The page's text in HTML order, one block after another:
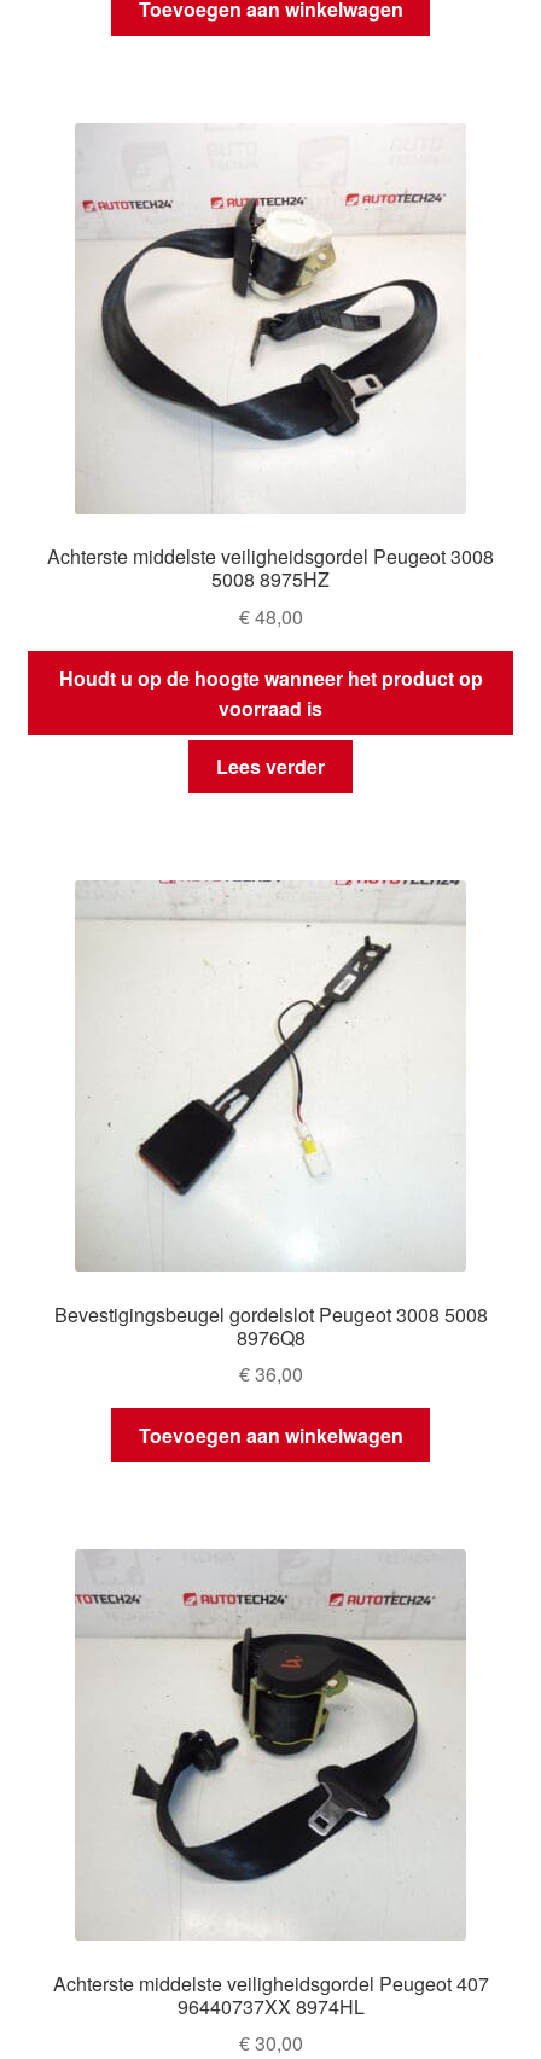
Toevoegen aan winkelwagen
Achterste middelste veiligheidsgordel Peugeot 3008
5008 8975HZ
€48,00
Houdt u op de hoogte wanneer het product op
voorraad is
Lees verder
Bevestigingsbeugel gordelslot Peugeot 3008 5008
8976Q8
€36,00
Toevoegen aan winkelwagen
Achterste middelste veiligheidsgordel Peugeot 407
96440737XX 8974HL
€30,00